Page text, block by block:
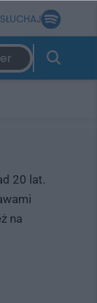
20 lat.
na